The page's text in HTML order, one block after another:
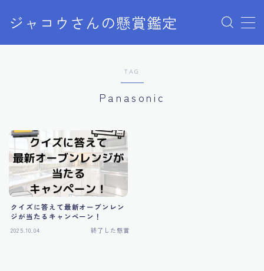
ジャコウさんの懸賞鑑定
MENU
クローズドキャンペーン
ユニバ懸賞
商品購入
当選報告
TAG
Panasonic
クイズに答えて最新オーブンレン
ジが当たるキャンペーン！
2025.10.04 終了した懸賞